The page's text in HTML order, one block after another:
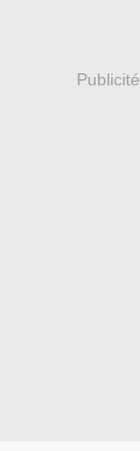
Publicité